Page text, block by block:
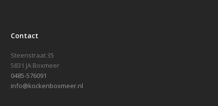
Contact
Steenstraat 35
5831 JA Boxmeer
0485-576091
info@kockenboxmeer.nl